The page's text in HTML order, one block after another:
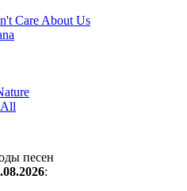
Care About Us
All
песен
: